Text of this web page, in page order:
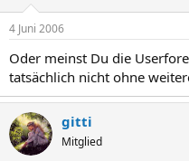
4 Juni 2006
Oder meinst Du die
tatsächlich nicht ohne
gitti
Mitglied